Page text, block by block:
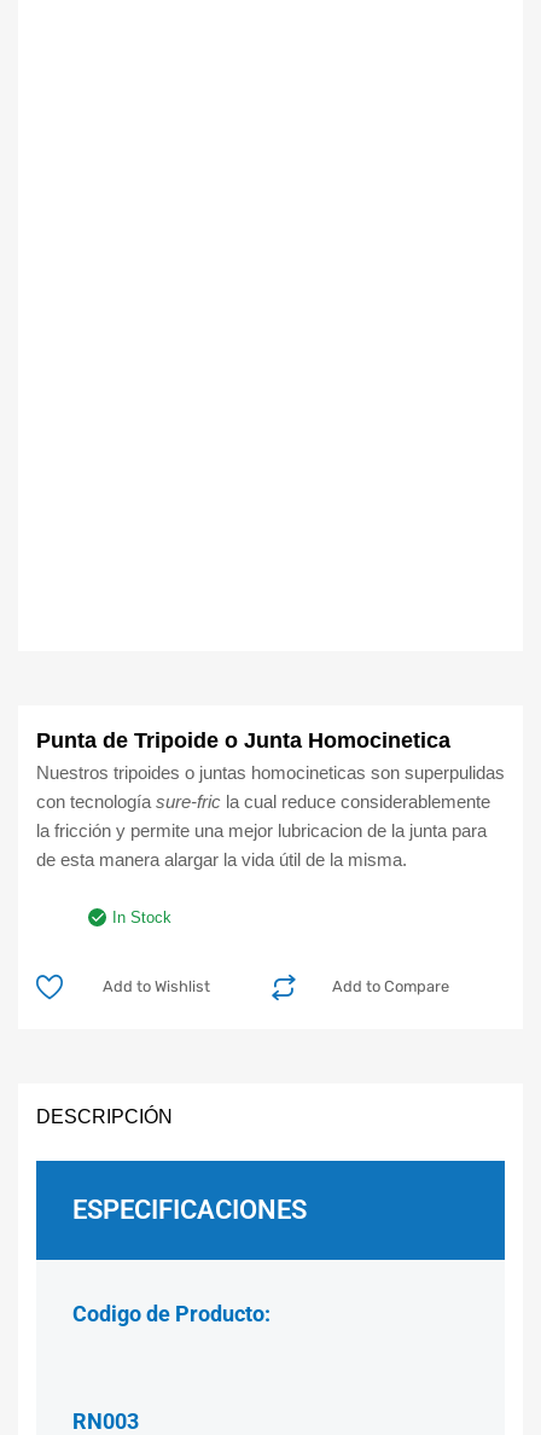
Punta de Tripoide o Junta Homocinetica
Nuestros tripoides o juntas homocineticas son superpulidas
con tecnologíasure-fric la cual reduce considerablemente
la fricción y permite una mejor lubricacion de la junta para
de esta manera alargar la vida útil de la misma.
In Stock
Add to Compare
Add to Wishlist
DESCRIPCIÓN
ESPECIFICACIONES
Codigo de Producto:
RN003